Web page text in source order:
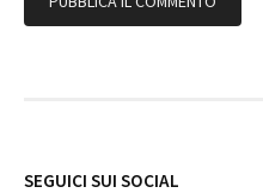
SEGUICI SUI SOCIAL